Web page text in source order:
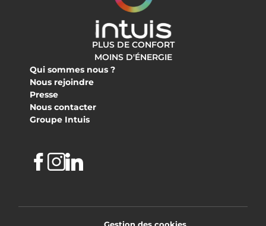
PLUS DE CONFORT
MOINS D'ÉNERGIE
Qui sommes nous ?
Nous rejoindre
Presse
Nous contacter
Groupe Intuis
Facebook
Instagram
Linkedin